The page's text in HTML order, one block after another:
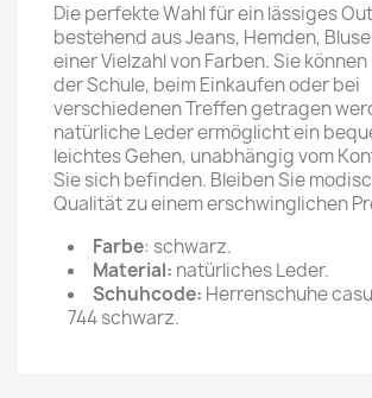
Die perfekte Wahl für ein lässiges
bestehend aus Jeans, Hemden,
einer Vielzahl von Farben. Sie können
der Schule, beim Einkaufen oder bei
verschiedenen Treffen getragen
natürliche Leder ermöglicht ein
leichtes Gehen, unabhängig vom
Sie sich befinden. Bleiben Sie
Qualität zu einem erschwinglichen
Farbe: schwarz.
Material: natürliches Leder.
Schuhcode: Herrenschuhe
744 schwarz.